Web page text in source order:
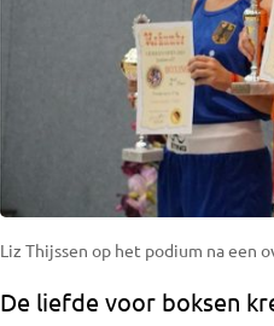
Liz Thijssen op het podium na een
De liefde voor boksen